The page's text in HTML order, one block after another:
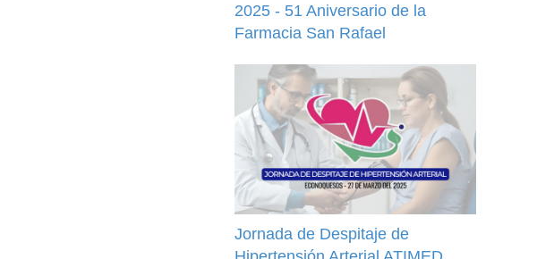
2025 - 51 Aniversario de la
Farmacia San Rafael
Jornada de Despitaje de